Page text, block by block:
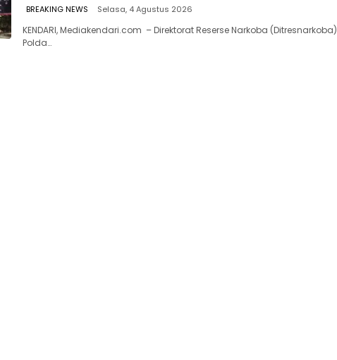
BREAKING NEWS Selasa, 4 Agustus 2026
KENDARI, Mediakendari.com – Direktorat Reserse Narkoba (Ditresnarkoba)
Polda…